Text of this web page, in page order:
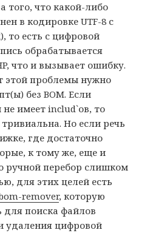
того, что какой-либо
в кодировке UTF-8 с
то есть с цифровой
обрабатывается
что и вызывает ошибку.
этой проблемы нужно
без BOM. Если
имеет includ`ов, то
Но если речь
где достаточно
к тому же, еще и
ручной перебор слишком
для этих целей есть
remover, которую
для поиска файлов
удаления цифровой